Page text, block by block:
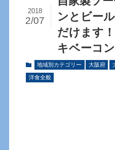
ンとビー
だけま
キベーコン
2018
2/07
地域別カテゴリー 大阪府
洋食全般